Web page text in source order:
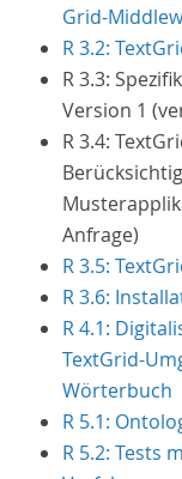
Grid-
R 3.2:
R 3.3:
Version 1
R 3.4:
Anfrage)
R 3.5:
R 3.6:
R 4.1:
TextGrid-
Wörterbuch
R 5.1:
R 5.2: Tests